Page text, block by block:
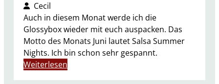
Cecil
Auch in diesem Monat werde ich die
Glossybox wieder mit euch auspacken. Das
Motto des Monats Juni lautet Salsa Summer
Nights. Ich bin schon sehr gespannt.
Weiterlesen